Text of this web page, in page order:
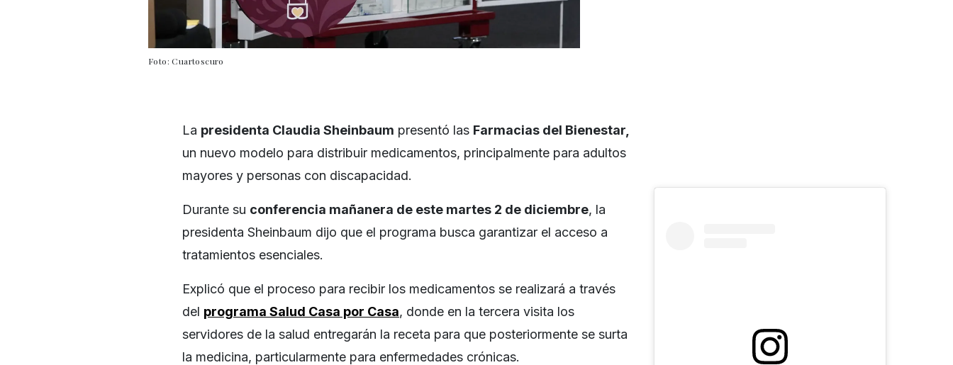
Foto: Cuartoscuro
La presidenta Claudia Sheinbaum presentó las Farmacias del Bienestar,
un nuevo modelo para distribuir medicamentos, principalmente para adultos
mayores y personas con discapacidad.
Durante su conferencia mañanera de este martes 2 de diciembre, la
presidenta Sheinbaum dijo que el programa busca garantizar el acceso a
tratamientos esenciales.
Explicó que el proceso para recibir los medicamentos se realizará a través
del programa Salud Casa por Casa, donde en la tercera visita los
servidores de la salud entregarán la receta para que posteriormente se surta
la medicina, particularmente para enfermedades crónicas.